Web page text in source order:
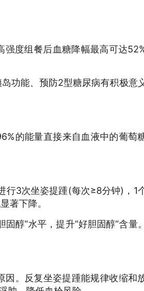
度组餐后血糖降幅最高可达
功能、预防2型糖尿病有积极意
的能量直接来自血液中的葡萄
3次坐姿提踵(每次≥8分钟)，1
著下降。
醇”水平，提升“好胆固醇”含量
。反复坐姿提踵能规律收缩和